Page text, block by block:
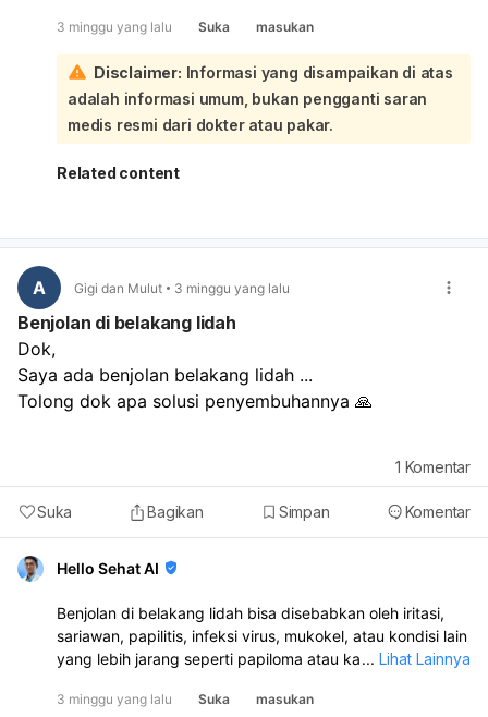
ingin solusi yang lebih awet dan nyaman, implant gigi bisa
jadi pilihan, tetapi biayanya biasanya lebih tinggi. Kalau
biaya ingin lebih terjangkau, dental bridge atau gigi tiruan
lepasan yang dibuat ulang dan disesuaikan dengan
kondisi mulut bisa menjadi alternatif. Karena usia Anda
masih 23 tahun, penting juga memastikan kondisi gusi
dan tulang rahang masih baik. Saya sarankan konsultasi
3 minggu yang lalu Suka masukan
Disclaimer: Informasi yang disampaikan di atas
adalah informasi umum, bukan pengganti saran
medis resmi dari dokter atau pakar.
Related content
A Gigi dan Mulut 3 minggu yang lalu
Benjolan di belakang lidah
Dok,
Saya ada benjolan belakang lidah ...
Tolong dok apa solusi penyembuhannya 🙏
Suka Bagikan Simpan Komentar
1 Komentar
Hello Sehat AI
Benjolan di belakang lidah bisa disebabkan oleh iritasi,
sariawan, papilitis, infeksi virus, mukokel, atau kondisi lain
yang lebih jarang seperti papiloma atau kanker lidah.
Kalau benjolan baru muncul dan tidak terlalu nyeri,
... Lihat Lainnya
3 minggu yang lalu Suka masukan